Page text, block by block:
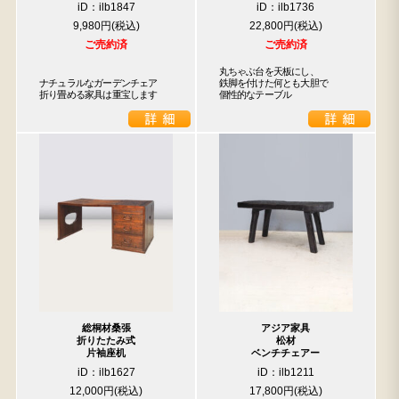
iD：ilb1847
9,980円
ご売約済
ナチュラルなガーデンチェア
折り畳める家具は重宝します
iD：ilb1736
22,800円
ご売約済
丸ちゃぶ台を天板にし、
鉄脚を付けた何とも大胆で
個性的なテーブル
総桐材桑張
折りたたみ式
片袖座机
iD：ilb1627
12,000円
アジア家具
松材
ベンチチェアー
iD：ilb1211
17,800円